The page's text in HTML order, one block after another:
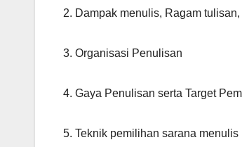
2. Dampak menulis, Ragam
3. Organisasi Penulisan
4. Gaya Penulisan serta Target
5. Teknik pemilihan sarana menulis